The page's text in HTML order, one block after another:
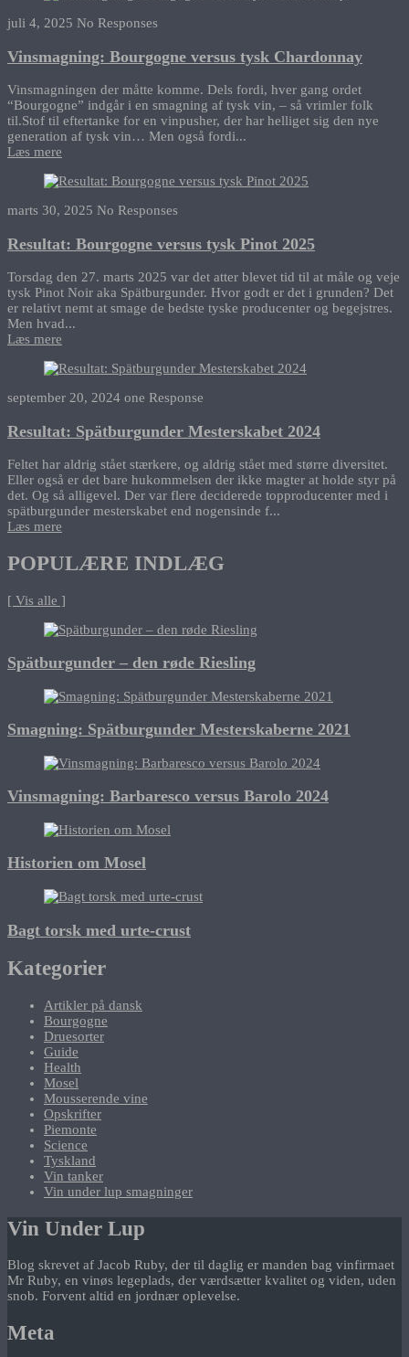
juli 4, 2025 No Responses
Vinsmagning: Bourgogne versus tysk Chardonnay
Vinsmagningen der måtte komme. Dels fordi, hver gang ordet
“Bourgogne” indgår i en smagning af tysk vin, – så vrimler folk
til.Stof til eftertanke for en vinpusher, der har helliget sig den nye
generation af tysk vin… Men også fordi...
Læs mere
marts 30, 2025 No Responses
Resultat: Bourgogne versus tysk Pinot 2025
Torsdag den 27. marts 2025 var det atter blevet tid til at måle og veje
tysk Pinot Noir aka Spätburgunder. Hvor godt er det i grunden? Det
er relativt nemt at smage de bedste tyske producenter og begejstres.
Men hvad...
Læs mere
september 20, 2024 one Response
Resultat: Spätburgunder Mesterskabet 2024
Feltet har aldrig stået stærkere, og aldrig stået med større diversitet.
Eller også er det bare hukommelsen der ikke magter at holde styr på
det. Og så alligevel. Der var flere deciderede topproducenter med i
spätburgunder mesterskabet end nogensinde f...
Læs mere
POPULÆRE INDLÆG
[ Vis alle ]
Spätburgunder – den røde Riesling
Smagning: Spätburgunder Mesterskaberne 2021
Vinsmagning: Barbaresco versus Barolo 2024
Historien om Mosel
Bagt torsk med urte-crust
Kategorier
Artikler på dansk
Bourgogne
Druesorter
Guide
Health
Mosel
Mousserende vine
Opskrifter
Piemonte
Science
Tyskland
Vin tanker
Vin under lup smagninger
Vin Under Lup
Blog skrevet af Jacob Ruby, der til daglig er manden bag vinfirmaet
Mr Ruby, en vinøs legeplads, der værdsætter kvalitet og viden, uden
snob. Forvent altid en jordnær oplevelse.
Meta